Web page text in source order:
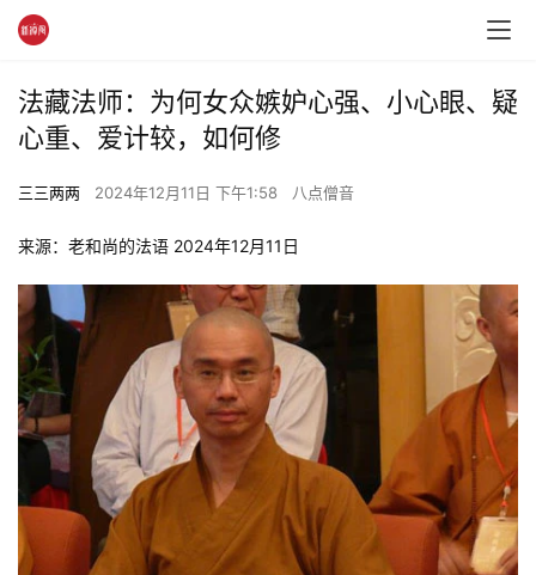
法藏法师：为何女众嫉妒心强、小心眼、疑
心重、爱计较，如何修
三三两两 2024年12月11日 下午1:58 八点僧音
来源：老和尚的法语 2024年12月11日